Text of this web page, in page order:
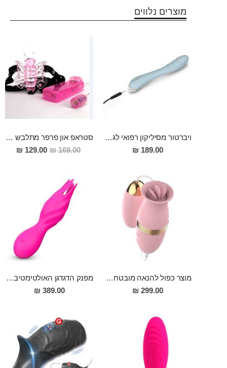
מוצרים נלווים
ויברטור מסיליקון רפואי לגירוי נקודת ה-ג FOX
189.00 ₪
סטראפ און פרפר מתלבש כמו תחתונים, עם רטט
169.00 ₪
מחיר
מבצע
129.00 ₪
מוצר כפול להנאה מובטחת גם ביצת רטט חזקה מסיליקון רפואי וגם ויברטור לשון לגירוי עדין וממוקד של הדגדגן LILO
299.00 ₪
מפנק הדגדגן האולטימטיבי דו מנועי גם לעינוג אוראלי וגם עם רטט חזק במיוחד Mete
389.00 ₪